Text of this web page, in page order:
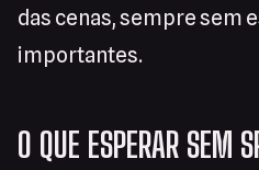
das cenas, sempre sem
importantes.
O QUE ESPERAR SEM